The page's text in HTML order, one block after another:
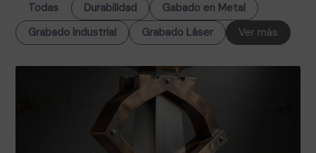
Todas Durabilidad
Gabado en Metal
Grabado Industrial
Grabado Láser Ver más